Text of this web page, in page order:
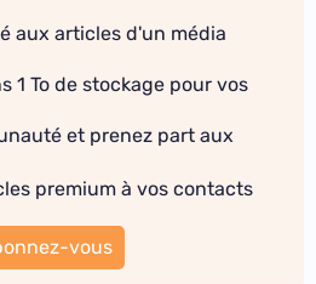
aux articles d'un média
1 To de stockage pour vos
et prenez part aux
premium à vos contacts
vous